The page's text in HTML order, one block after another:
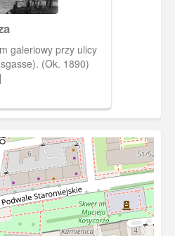
galeriowy przy ulicy
(Ok. 1890)